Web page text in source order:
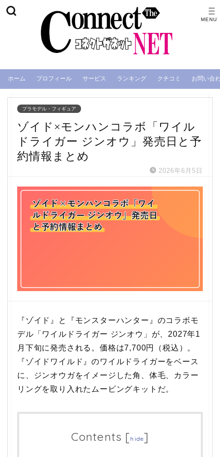
ホーム プロフィール サービス ランキング クチコミ お問い合
プラモデル・フィギュア
ゾイド×モンハンコラボ「ワイル
ドライガー ジンオウ」発売日と予
約情報まとめ
2026年6月5日
『ゾイド』と『モンスターハンター』のコラボモ
デル「ワイルドライガー ジンオウ」が、2027年1
月下旬に発売される。価格は7,700円（税込）。
『ゾイドワイルド』のワイルドライガーをベース
に、ジンオウガをイメージした角、体毛、カラー
リングを取り入れたムービングキットだ。
Contents [hide]